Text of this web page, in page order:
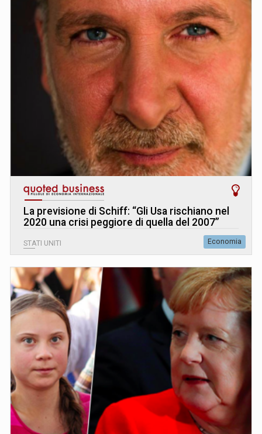
La previsione di Schiff: “Gli Usa rischiano nel
2020 una crisi peggiore di quella del 2007”
STATI UNITI Economia